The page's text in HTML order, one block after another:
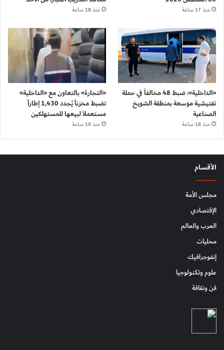
منذ 17 ساعة منذ 18 ساعة
«الداخلية»: ضبط 48 مخالفاً في حملة
تفتيشية موسعة بمنطقة الشويخ
الصناعية
منذ 18 ساعة
«التجارة» بالتعاون مع «الداخلية»
تضبط مخزناً يُجدد 1,430 إطاراً
مستعملاً لبيعها للمستهلكين
منذ 19 ساعة
الأقسام
مجلس الأمة
الإقتصادي
العرب والعالم
محليات
إنفوجرافيك
علوم وتكنولوجيا
فن وثقافة